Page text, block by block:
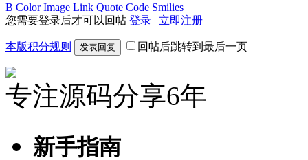
B Color Image Link Quote Code Smilies
您需要登录后才可以回帖 登录 | 立即注册
本版积分规则 发表回复 回帖后跳转到最后一页
专注源码分享6年
新手指南